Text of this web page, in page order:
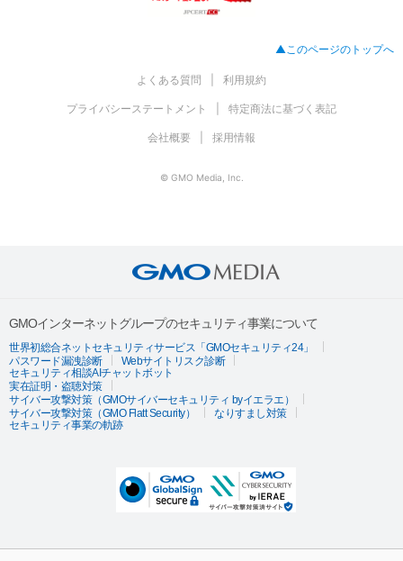
▲このページのトップへ
よくある質問 利用規約
プライバシーステートメント 特定商法に基づく表記
会社概要 採用情報
© GMO Media, Inc.
GMOインターネットグループのセキュリティ事業について
世界初総合ネットセキュリティサービス「GMOセキュリティ24」
パスワード漏洩診断
Webサイトリスク診断
セキュリティ相談AIチャットボット
実在証明・盗聴対策
サイバー攻撃対策（GMOサイバーセキュリティ byイエラエ）
サイバー攻撃対策（GMO Flatt Security）
なりすまし対策
セキュリティ事業の軌跡